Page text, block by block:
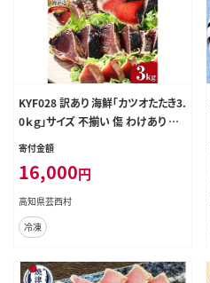
KYF028 訳あり 海鮮「カツオたたき3.
0ｋｇ」サイズ 不揃い 傷 わけあり 人
気 故郷納税 ランキング 本気の感謝
オのタタキ かつおのタタキ 訳アリ
訳
寄付金額
16,000円
高知県芸西村
冷凍